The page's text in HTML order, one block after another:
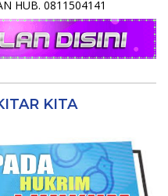
HUB. 0811504141
KITA